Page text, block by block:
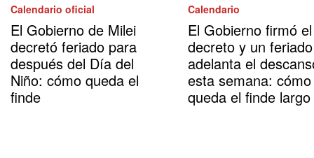
Calendario oficial
El Gobierno de Milei
decretó feriado para
después del Día del
Niño: cómo queda el
finde
Calendario
El Gobierno firmó el
decreto y un feriado
adelanta el
esta semana: cómo
queda el finde largo